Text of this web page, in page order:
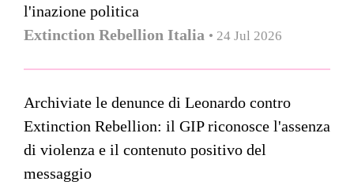
l'inazione politica
Extinction Rebellion Italia • 24 Jul 2026
Archiviate le denunce di Leonardo contro
Extinction Rebellion: il GIP riconosce l'assenza
di violenza e il contenuto positivo del
messaggio